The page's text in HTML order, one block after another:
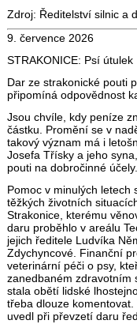
Zdroj: Ředitelství silnic a
9. července 2026
STRAKONICE: Psí útulek
Dar ze strakonické pouti
připomíná odpovědnost
Jsou chvíle, kdy peníze
částku. Promění se v
takový význam má i
Josefa Třísky a jeho
pouti na dobročinné účely.
Pomoc v minulých letech
těžkých životních
Strakonice, kterému
daru proběhlo v areálu
jejich ředitele Ludvíka
Zdychyncové. Finanční
veterinární péči o psy,
zanedbaném zdravotním
stala obětí lidské
třeba dlouze
uvedl při převzetí daru